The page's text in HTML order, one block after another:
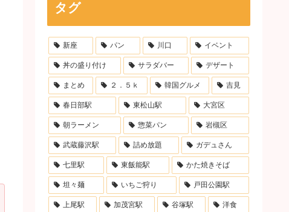
タグ
新座 パン 川口 イベント
丼の盛り付け サラダバー デザート
まとめ ２．５ｋ 韓国グルメ 吉見
春日部駅 東松山駅 大宮区
朝ラーメン 惣菜パン 岩槻区
武蔵藤沢駅 詰め放題 ガデュさん
七里駅 東飯能駅 かた焼きそば
坦々麺 いちご狩り 戸田公園駅
上尾駅 加茂宮駅 谷塚駅 洋食